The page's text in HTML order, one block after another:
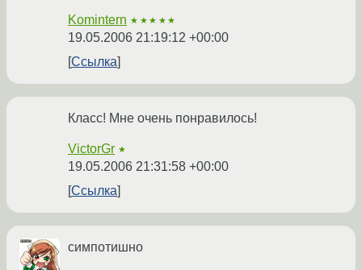
Komintern ★★★★★
19.05.2006 21:19:12 +00:00
Ссылка
Класс! Мне очень понравилось!
VictorGr ★
19.05.2006 21:31:58 +00:00
Ссылка
симпотишно